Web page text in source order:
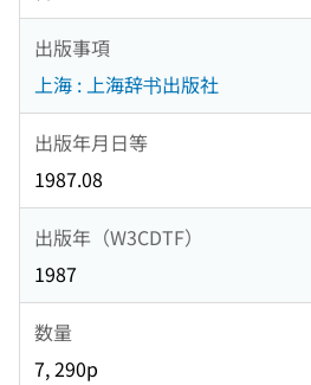
出版事項
上海 : 上海辞书出版社
出版年月日等
1987.08
出版年（W3CDTF）
1987
数量
7, 290p